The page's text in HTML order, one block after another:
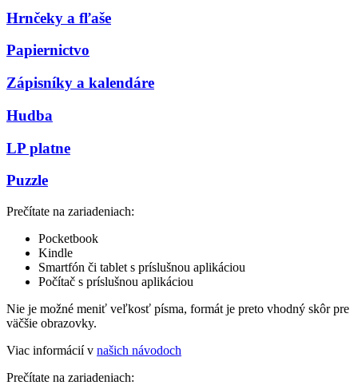
Hrnčeky a fľaše
Papiernictvo
Zápisníky a kalendáre
Hudba
LP platne
Puzzle
Prečítate na zariadeniach:
Pocketbook
Kindle
Smartfón či tablet s príslušnou aplikáciou
Počítač s príslušnou aplikáciou
Nie je možné meniť veľkosť písma, formát je preto vhodný skôr pre
väčšie obrazovky.
Viac informácií v našich návodoch
Prečítate na zariadeniach: